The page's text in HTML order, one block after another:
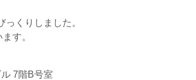
くりしました。
す。
7階B号室